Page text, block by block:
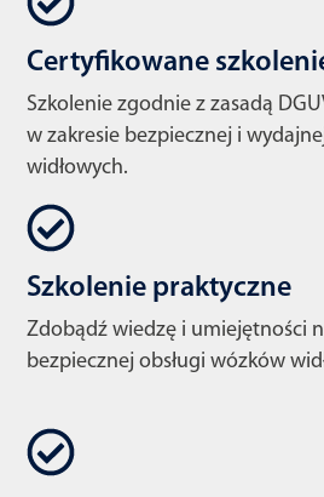
Certyfikowane
Szkolenie zgodnie z zasadą
w zakresie bezpiecznej i
widłowych.
Szkolenie praktyczne
Zdobądź wiedzę i umiejętności
bezpiecznej obsługi wózków